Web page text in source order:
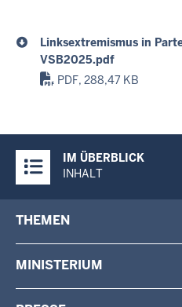
Linksextremismus in
VSB2025.pdf
PDF, 288,47 KB
Inhalte
IM ÜBERBLICK
INHALT
menu
THEMEN
MINISTERIUM